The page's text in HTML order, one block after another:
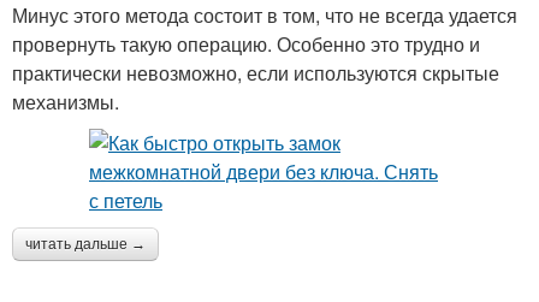
Минус этого метода состоит в том, что не всегда удается
провернуть такую операцию. Особенно это трудно и
практически невозможно, если используются скрытые
механизмы.
читать дальше →